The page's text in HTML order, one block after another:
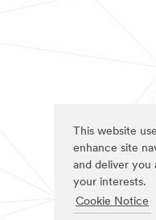
This website
enhance site
and deliver you
your interests.
Cookie Notice